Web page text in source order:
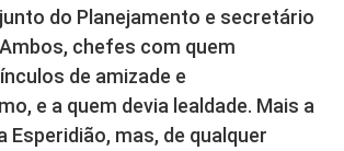
do Planejamento e secretário
chefes com quem
de amizade e
e a quem devia lealdade. Mais a
Esperidião, mas, de qualquer